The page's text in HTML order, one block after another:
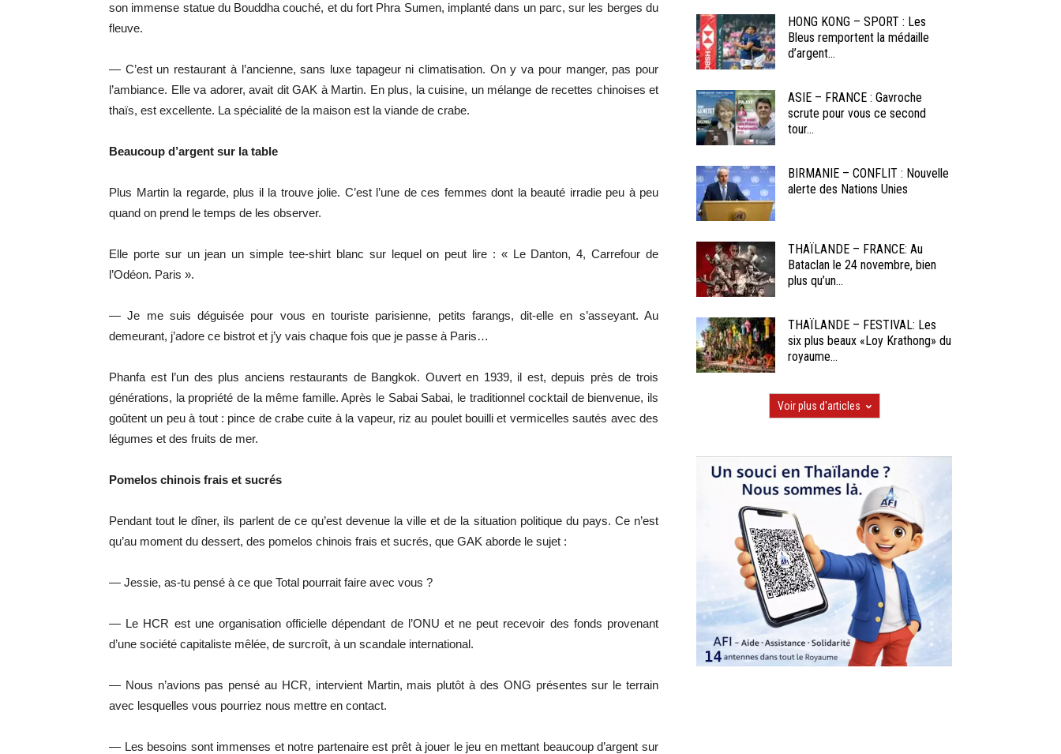
son immense statue du Bouddha couché, et du fort Phra Sumen, implanté dans un parc, sur les berges du
fleuve.
— C’est un restaurant à l’ancienne, sans luxe tapageur ni climatisation. On y va pour manger, pas pour
l’ambiance. Elle va adorer, avait dit GAK à Martin. En plus, la cuisine, un mélange de recettes chinoises et
thaïs, est excellente. La spécialité de la maison est la viande de crabe.
Beaucoup d’argent sur la table
Plus Martin la regarde, plus il la trouve jolie. C’est l’une de ces femmes dont la beauté irradie peu à peu
quand on prend le temps de les observer.
Elle porte sur un jean un simple tee-shirt blanc sur lequel on peut lire : « Le Danton, 4, Carrefour de
l’Odéon. Paris ».
— Je me suis déguisée pour vous en touriste parisienne, petits farangs, dit-elle en s’asseyant. Au
demeurant, j’adore ce bistrot et j’y vais chaque fois que je passe à Paris…
Phanfa est l’un des plus anciens restaurants de Bangkok. Ouvert en 1939, il est, depuis près de trois
générations, la propriété de la même famille. Après le Sabai Sabai, le traditionnel cocktail de bienvenue, ils
goûtent un peu à tout : pince de crabe cuite à la vapeur, riz au poulet bouilli et vermicelles sautés avec des
légumes et des fruits de mer.
Pomelos chinois frais et sucrés
Pendant tout le dîner, ils parlent de ce qu’est devenue la ville et de la situation politique du pays. Ce n’est
qu’au moment du dessert, des pomelos chinois frais et sucrés, que GAK aborde le sujet :
— Jessie, as-tu pensé à ce que Total pourrait faire avec vous ?
— Le HCR est une organisation officielle dépendant de l’ONU et ne peut recevoir des fonds provenant
d’une société capitaliste mêlée, de surcroît, à un scandale international.
— Nous n’avions pas pensé au HCR, intervient Martin, mais plutôt à des ONG présentes sur le terrain
avec lesquelles vous pourriez nous mettre en contact.
— Les besoins sont immenses et notre partenaire est prêt à jouer le jeu en mettant beaucoup d’argent sur
HONG KONG – SPORT : Les
Bleus remportent la médaille
d’argent...
ASIE – FRANCE : Gavroche
scrute pour vous ce second
tour...
BIRMANIE – CONFLIT : Nouvelle
alerte des Nations Unies
THAÏLANDE – FRANCE: Au
Bataclan le 24 novembre, bien
plus qu’un...
THAÏLANDE – FESTIVAL: Les
six plus beaux «Loy Krathong» du
royaume...
Voir plus d'articles